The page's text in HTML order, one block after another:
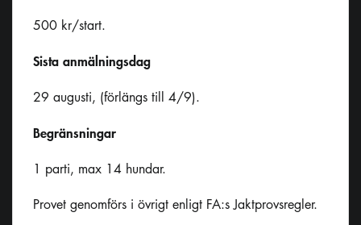
500 kr/start.
Sista anmälningsdag
29 augusti, (förlängs till 4/9).
Begränsningar
1 parti, max 14 hundar.
Provet genomförs i övrigt enligt FA:s Jaktprovsregler.